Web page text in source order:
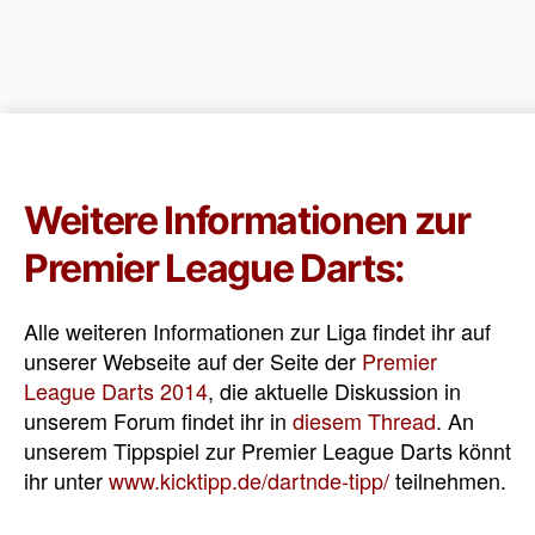
Weitere Informationen zur
Premier League Darts:
Alle weiteren Informationen zur Liga findet ihr auf
unserer Webseite auf der Seite der Premier
League Darts 2014, die aktuelle Diskussion in
unserem Forum findet ihr in diesem Thread. An
unserem Tippspiel zur Premier League Darts könnt
ihr unterwww.kicktipp.de/dartnde-tipp/teilnehmen.